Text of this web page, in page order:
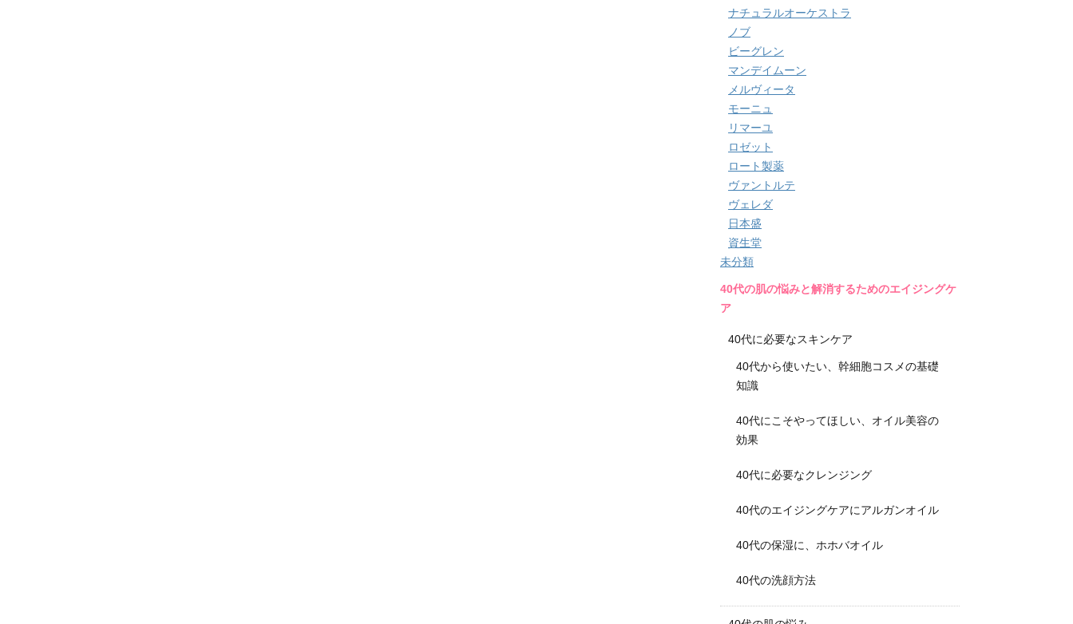
ナチュラルオーケストラ
ノブ
ビーグレン
マンデイムーン
メルヴィータ
モーニュ
リマーユ
ロゼット
ロート製薬
ヴァントルテ
ヴェレダ
日本盛
資生堂
未分類
40代の肌の悩みと解消するためのエイジングケ
ア
40代に必要なスキンケア
40代から使いたい、幹細胞コスメの基礎
知識
40代にこそやってほしい、オイル美容の
効果
40代に必要なクレンジング
40代のエイジングケアにアルガンオイル
40代の保湿に、ホホバオイル
40代の洗顔方法